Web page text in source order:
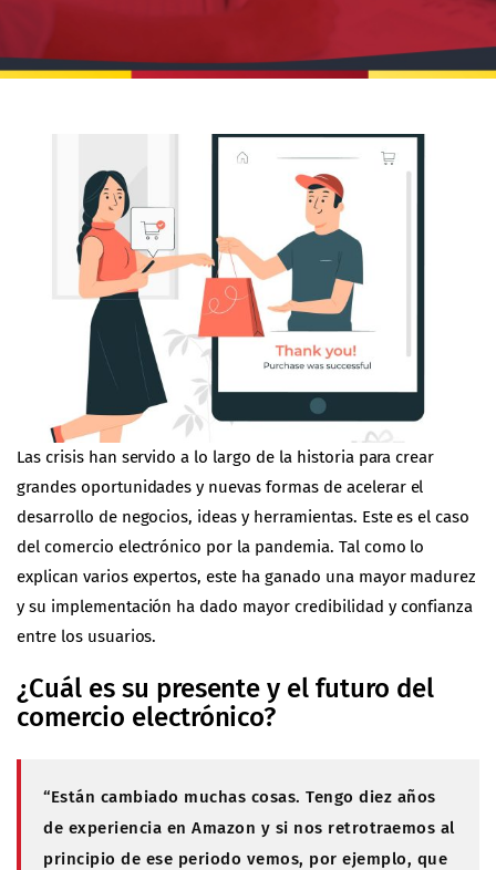
Las crisis han servido a lo largo de la historia para crear
grandes oportunidades y nuevas formas de acelerar el
desarrollo de negocios, ideas y herramientas. Este es el caso
del comercio electrónico por la pandemia. Tal como lo
explican varios expertos, este ha ganado una mayor madurez
y su implementación ha dado mayor credibilidad y confianza
entre los usuarios.
¿Cuál es su presente y el futuro del
comercio electrónico?
“Están cambiado muchas cosas. Tengo diez años
de experiencia en Amazon y si nos retrotraemos al
principio de ese periodo vemos, por ejemplo, que